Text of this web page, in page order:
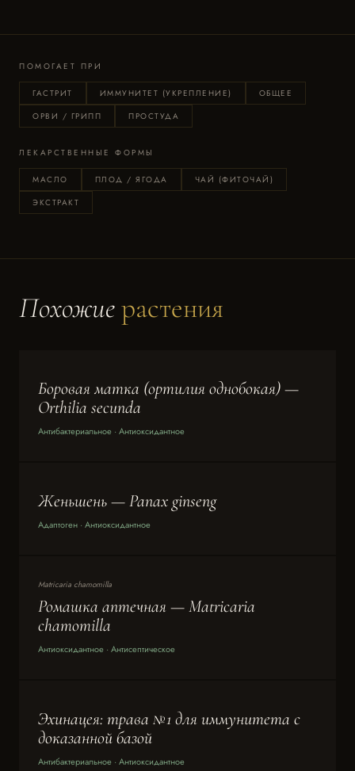
ПОМОГАЕТ ПРИ
ГАСТРИТ ИММУНИТЕТ (УКРЕПЛЕНИЕ)
ОБЩЕЕ
ОРВИ / ГРИПП
ПРОСТУДА
ЛЕКАРСТВЕННЫЕ ФОРМЫ
МАСЛО ПЛОД / ЯГОДА
ЧАЙ (ФИТОЧАЙ)
ЭКСТРАКТ
Похожиерастения
Боровая матка (ортилия однобокая) —
Orthilia secunda
Антибактериальное · Антиоксидантное
Женьшень — Panax ginseng
Адаптоген · Антиоксидантное
Matricaria chamomilla
Ромашка аптечная — Matricaria
chamomilla
Антиоксидантное · Антисептическое
Эхинацея: трава №1 для иммунитета с
доказанной базой
Антибактериальное · Антиоксидантное